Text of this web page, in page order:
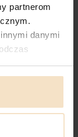
partnerom
danymi
: e-